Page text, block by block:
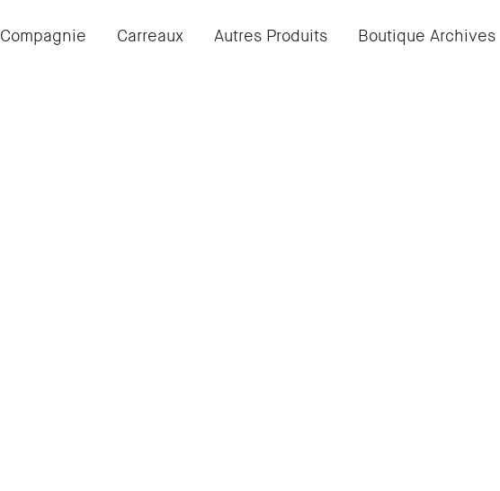
Compagnie Carreaux Autres Produits Boutique Archives